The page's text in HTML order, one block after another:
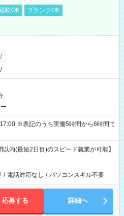
験OK
ブランクOK
ら6時間で
内(最短2日目)のスピード就業が可能】
/ 電話対応なし / パソコンスキル不要
応募する 詳細へ